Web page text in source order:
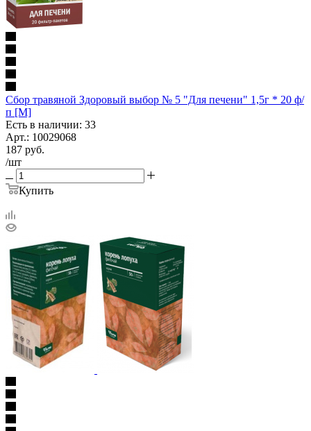
Сбор травяной Здоровый выбор № 5 "Для печени" 1,5г * 20 ф/
п [М]
Есть в наличии: 33
Арт.: 10029068
187 руб.
/шт
Купить